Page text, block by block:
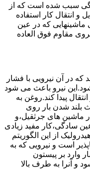
سبب شده است که از
و انتقال کار استفاده
ماشینهایی که در عین
مقاوم فوق العاده
در آن نیرویی با فشار
نیرو باعث می شود
پیدا کند.روغن به
بلند شدن بار روی
ماشین های جرثقیل،و
سادگی،کار مفید زیادی
از این الگوریتم
است و نیرویی که به
وارد بر پیستون
و آنرا به طرف بالا